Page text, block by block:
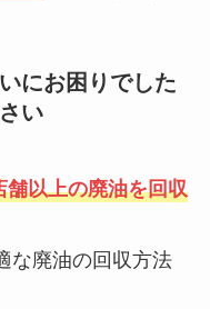
にお困りでした
い
舗以上の廃油を回収
な廃油の回収方法